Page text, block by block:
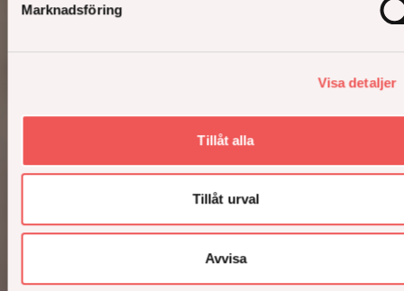
Marknadsföring
Visa detaljer
Tillåt alla
Tillåt urval
Avvisa